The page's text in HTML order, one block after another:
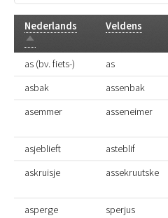
Nederlands
Aflopend
sorteren
Veldens
as (bv. fiets-)
as
asbak
assenbak
asemmer
asseneimer
asjeblieft
asteblif
askruisje
assekruutske
asperge
sperjus